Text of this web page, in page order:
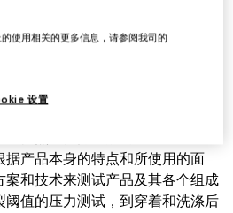
结合，造就了我们更宏伟的循环利
在历经日常生活中的穿着、洗涤和
产品本身的特点和所使用的面
和技术来测试产品及其各个组成
值的压力测试，到穿着和洗涤后
使用相关的更多信息，请参阅我司的
设置